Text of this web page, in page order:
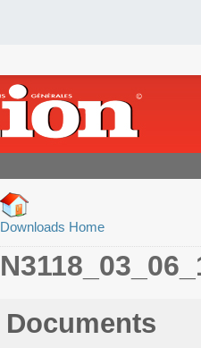
Downloads Home
Documents